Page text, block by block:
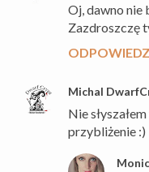
Oj, dawno nie
Zazdroszczę
ODPOWIEDZ
Michal
Nie
przybliżenie :)